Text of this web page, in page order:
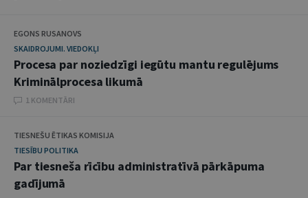
EGONS RUSANOVS
SKAIDROJUMI. VIEDOKĻI
Procesa par noziedzīgi iegūtu mantu regulējums
Kriminālprocesa likumā
1 KOMENTĀRI
TIESNEŠU ĒTIKAS KOMISIJA
TIESĪBU POLITIKA
Par tiesneša rīcību administratīvā pārkāpuma
gadījumā